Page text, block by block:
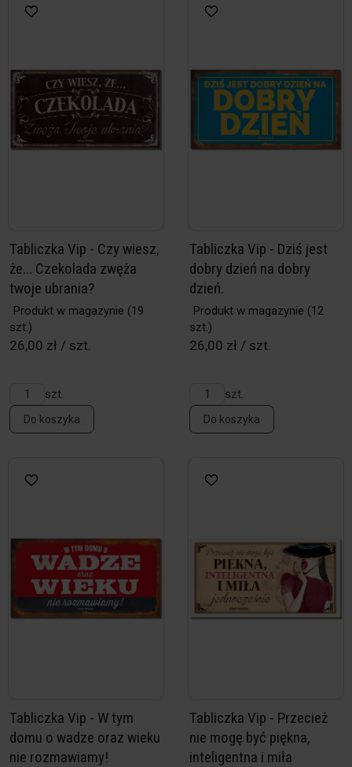
Tabliczka Vip - Czy wiesz,
że... Czekolada zwęża
twoje ubrania?
Produkt w magazynie (19
szt.)
26,00 zł / szt.
szt.
Do koszyka
Tabliczka Vip - Dziś jest
dobry dzień na dobry
dzień.
Produkt w magazynie (12
szt.)
26,00 zł / szt.
szt.
Do koszyka
Tabliczka Vip - W tym
domu o wadze oraz wieku
nie rozmawiamy!
Tabliczka Vip - Przecież
nie mogę być piękna,
inteligentna i miła